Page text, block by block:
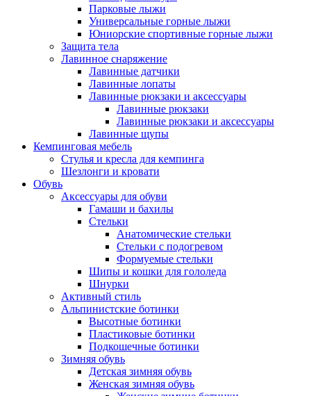
Парковые лыжи
Универсальные горные лыжи
Юниорские спортивные горные лыжи
Защита тела
Лавинное снаряжение
Лавинные датчики
Лавинные лопаты
Лавинные рюкзаки и аксессуары
Лавинные рюкзаки
Лавинные рюкзаки и аксессуары
Лавинные щупы
Кемпинговая мебель
Стулья и кресла для кемпинга
Шезлонги и кровати
Обувь
Аксессуары для обуви
Гамаши и бахилы
Стельки
Анатомические стельки
Стельки с подогревом
Формуемые стельки
Шипы и кошки для гололеда
Шнурки
Активный стиль
Альпинистские ботинки
Высотные ботинки
Пластиковые ботинки
Подкошечные ботинки
Зимняя обувь
Детская зимняя обувь
Женская зимняя обувь